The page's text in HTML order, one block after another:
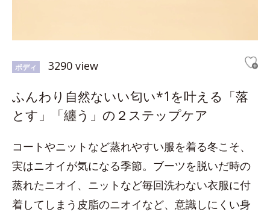
ボディ 3290 view
ふんわり自然ないい匂い*1を叶える「落
とす」「纏う」の２ステップケア
コートやニットなど蒸れやすい服を着る冬こそ、
実はニオイが気になる季節。ブーツを脱いだ時の
蒸れたニオイ、ニットなど毎回洗わない衣服に付
着してしまう皮脂のニオイなど、意識しにくい身